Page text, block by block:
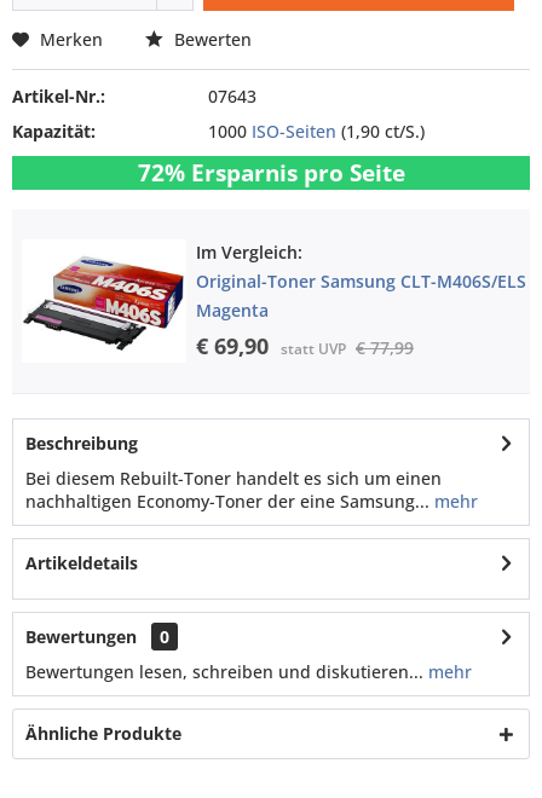
Merken Bewerten
Artikel-Nr.:
07643
Kapazität:
1000 ISO-Seiten (1,90 ct/S.)
72% Ersparnis pro Seite
Im Vergleich:
Original-Toner Samsung CLT-M406S/ELS
Magenta
€ 69,90 statt UVP € 77,99
Beschreibung
Bei diesem Rebuilt-Toner handelt es sich um einen
nachhaltigen Economy-Toner der eine Samsung... mehr
Artikeldetails
Bewertungen
0
Bewertungen lesen, schreiben und diskutieren... mehr
Ähnliche Produkte